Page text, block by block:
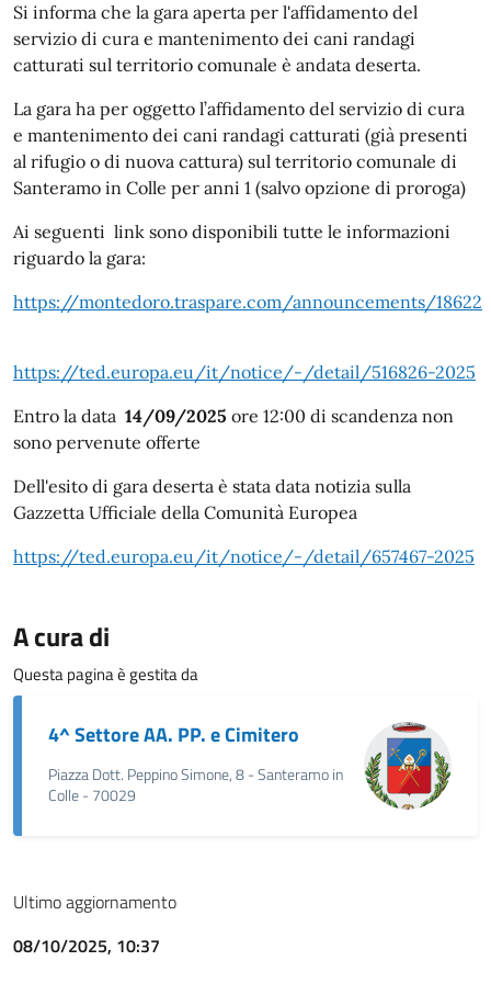
Si informa che la gara aperta per l'affidamento del
servizio di cura e mantenimento dei cani randagi
catturati sul territorio comunale è andata deserta.
La gara ha per oggetto l’affidamento del servizio di cura
e mantenimento dei cani randagi catturati (già presenti
al rifugio o di nuova cattura) sul territorio comunale di
Santeramo in Colle per anni 1 (salvo opzione di proroga)
Ai seguenti link sono disponibili tutte le informazioni
riguardo la gara:
https://montedoro.traspare.com/announcements/18622
https://ted.europa.eu/it/notice/-/detail/516826-2025
Entro la data 14/09/2025 ore 12:00 di scandenza non
sono pervenute offerte
Dell'esito di gara deserta è stata data notizia sulla
Gazzetta Ufficiale della Comunità Europea
https://ted.europa.eu/it/notice/-/detail/657467-2025
A cura di
Questa pagina è gestita da
4^ Settore AA. PP. e Cimitero
Piazza Dott. Peppino Simone, 8 - Santeramo in
Colle - 70029
Ultimo aggiornamento
08/10/2025, 10:37